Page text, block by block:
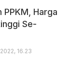
PPKM, Harga
Se-
16.23